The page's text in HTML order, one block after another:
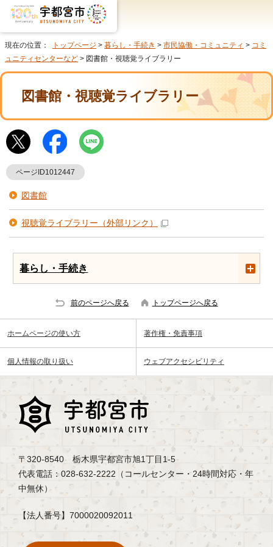
現在の位置： トップページ > 暮らし・手続き > 市民協働・コミュニティ > コミ
ュニティセンターなど > 図書館・視聴覚ライブラリー
図書館・視聴覚ライブラリー
ページID1012447
図書館
視聴覚ライブラリー （外部リンク）
暮らし・手続き
前のページへ戻る トップページへ戻る
ホームページの使い方 著作権・免責事項
個人情報の取り扱い ウェブアクセシビリティ
〒320-8540 栃木県宇都宮市旭1丁目1-5
代表電話：028-632-2222（コールセンター・24時間対応・年
中無休）
【法人番号】7000020092011